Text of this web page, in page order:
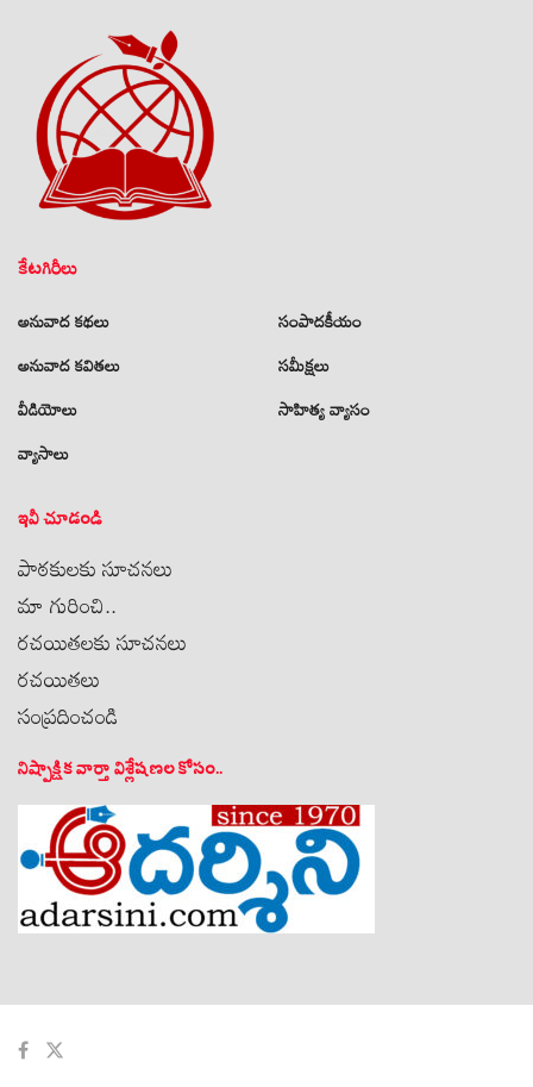
కేటగిరీలు
అనువాద కథలు
అనువాద కవితలు
వీడియోలు
వ్యాసాలు
సంపాదకీయం
సమీక్షలు
సాహిత్య వ్యాసం
ఇవీ చూడండి
పాఠకులకు సూచనలు
మా గురించి..
రచయితలకు సూచనలు
రచయితలు
సంప్రదించండి
నిష్పాక్షిక వార్తా విశ్లేషణల కోసం..